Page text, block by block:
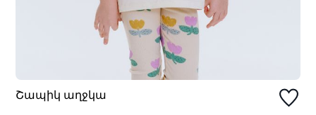
Շապիկ աղջկա